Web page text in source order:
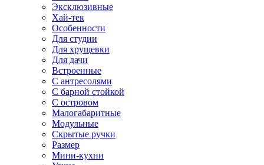
Эксклюзивные
Хай-тек
Особенности
Для студии
Для хрущевки
Для дачи
Встроенные
С антресолями
С барной стойкой
С островом
Малогабаритные
Модульные
Скрытые ручки
Размер
Мини-кухни